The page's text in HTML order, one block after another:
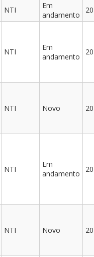
NTI
Em
andamento
NTI
Em
andamento
NTI Novo
NTI
Em
andamento
NTI Novo